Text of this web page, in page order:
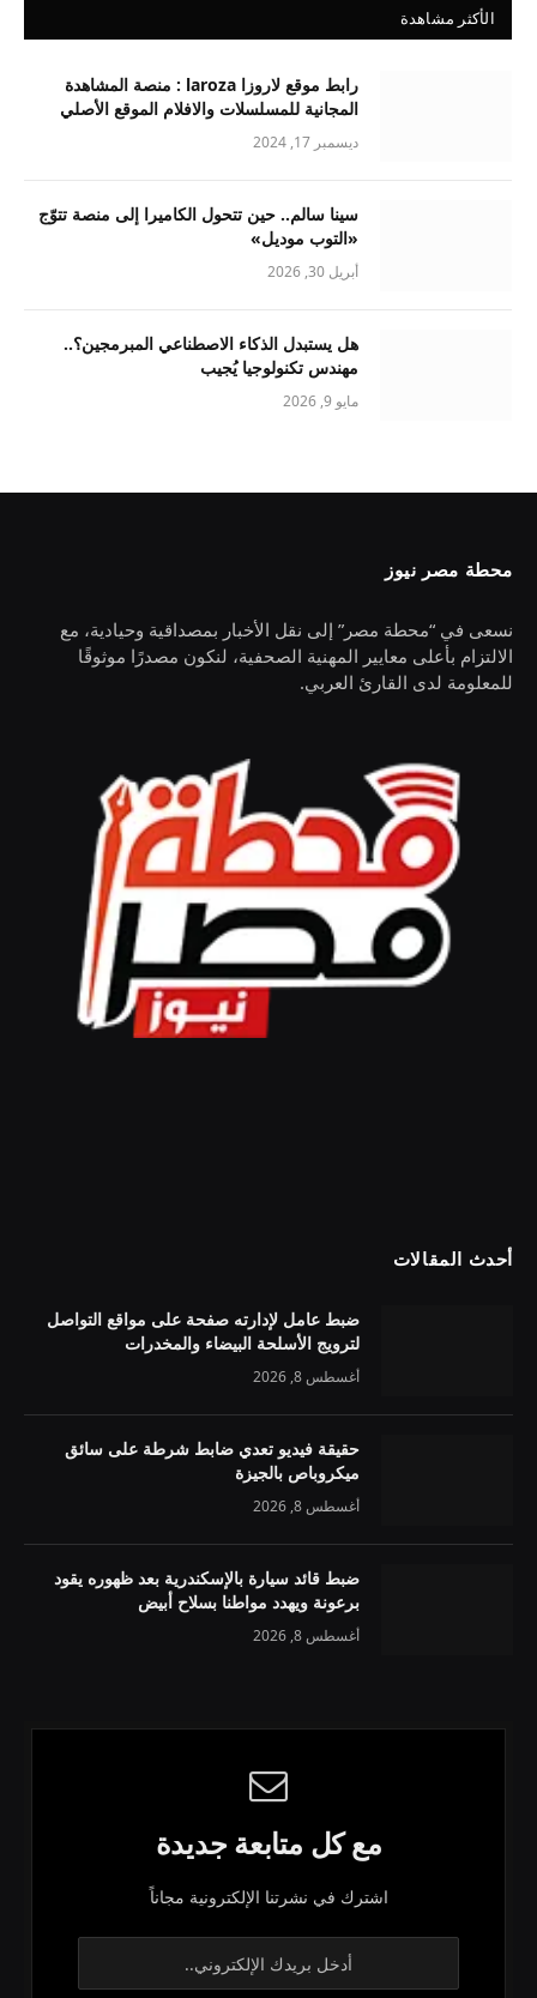
الأكثر مشاهدة
رابط موقع لاروزا laroza : منصة المشاهدة
المجانية للمسلسلات والافلام الموقع الأصلي
ديسمبر 17, 2024
سينا سالم.. حين تتحول الكاميرا إلى منصة تتوّج
«التوب موديل»
أبريل 30, 2026
هل يستبدل الذكاء الاصطناعي المبرمجين؟..
مهندس تكنولوجيا يُجيب
مايو 9, 2026
محطة مصر نيوز
نسعى في “محطة مصر” إلى نقل الأخبار بمصداقية وحيادية، مع
الالتزام بأعلى معايير المهنية الصحفية، لنكون مصدرًا موثوقًا
للمعلومة لدى القارئ العربي.
أحدث المقالات
ضبط عامل لإدارته صفحة على مواقع التواصل
لترويج الأسلحة البيضاء والمخدرات
أغسطس 8, 2026
حقيقة فيديو تعدي ضابط شرطة على سائق
ميكروباص بالجيزة
أغسطس 8, 2026
ضبط قائد سيارة بالإسكندرية بعد ظهوره يقود
برعونة ويهدد مواطنا بسلاح أبيض
أغسطس 8, 2026
مع كل متابعة جديدة
اشترك في نشرتنا الإلكترونية مجاناً